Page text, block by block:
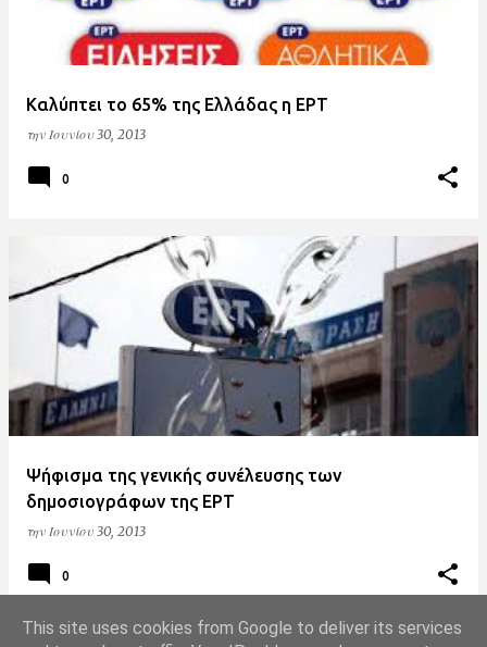
Καλύπτει το 65% της Ελλάδας η ΕΡΤ
την Ιουνίου 30, 2013
0
Ψήφισμα της γενικής συνέλευσης των
δημοσιογράφων της ΕΡΤ
την Ιουνίου 30, 2013
0
This site uses cookies from Google to deliver its services